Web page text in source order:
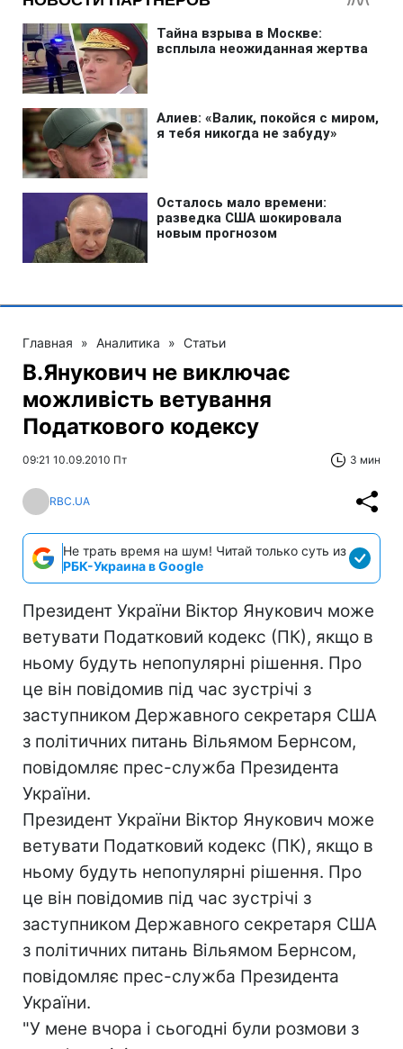
Главная » Аналитика » Статьи
В.Янукович не виключає
можливість ветування
Податкового кодексу
09:21 10.09.2010 Пт 3 мин
RBC.UA
Не трать время на шум! Читай только суть из
РБК-Украина в Google
Президент України Віктор Янукович може
ветувати Податковий кодекс (ПК), якщо в
ньому будуть непопулярні рішення. Про
це він повідомив під час зустрічі з
заступником Державного секретаря США
з політичних питань Вільямом Бернсом,
повідомляє прес-служба Президента
України.
Президент України Віктор Янукович може
ветувати Податковий кодекс (ПК), якщо в
ньому будуть непопулярні рішення. Про
це він повідомив під час зустрічі з
заступником Державного секретаря США
з політичних питань Вільямом Бернсом,
повідомляє прес-служба Президента
України.
"У мене вчора і сьогодні були розмови з